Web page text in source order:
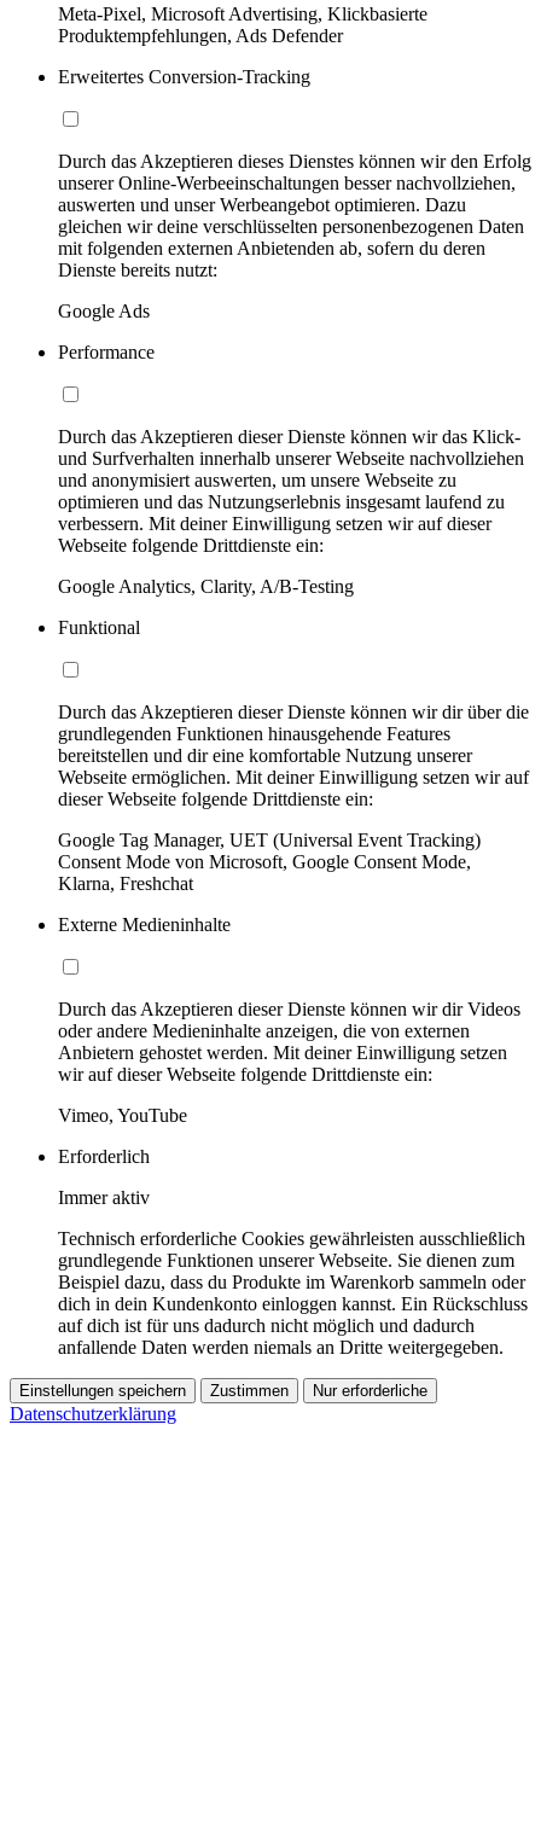
Meta-Pixel, Microsoft Advertising, Klickbasierte
Produktempfehlungen, Ads Defender
Erweitertes Conversion-Tracking
Durch das Akzeptieren dieses Dienstes können wir den Erfolg
unserer Online-Werbeeinschaltungen besser nachvollziehen,
auswerten und unser Werbeangebot optimieren. Dazu
gleichen wir deine verschlüsselten personenbezogenen Daten
mit folgenden externen Anbietenden ab, sofern du deren
Dienste bereits nutzt:
Google Ads
Performance
Durch das Akzeptieren dieser Dienste können wir das Klick-
und Surfverhalten innerhalb unserer Webseite nachvollziehen
und anonymisiert auswerten, um unsere Webseite zu
optimieren und das Nutzungserlebnis insgesamt laufend zu
verbessern. Mit deiner Einwilligung setzen wir auf dieser
Webseite folgende Drittdienste ein:
Google Analytics, Clarity, A/B-Testing
Funktional
Durch das Akzeptieren dieser Dienste können wir dir über die
grundlegenden Funktionen hinausgehende Features
bereitstellen und dir eine komfortable Nutzung unserer
Webseite ermöglichen. Mit deiner Einwilligung setzen wir auf
dieser Webseite folgende Drittdienste ein:
Google Tag Manager, UET (Universal Event Tracking)
Consent Mode von Microsoft, Google Consent Mode,
Klarna, Freshchat
Externe Medieninhalte
Durch das Akzeptieren dieser Dienste können wir dir Videos
oder andere Medieninhalte anzeigen, die von externen
Anbietern gehostet werden. Mit deiner Einwilligung setzen
wir auf dieser Webseite folgende Drittdienste ein:
Vimeo, YouTube
Erforderlich
Immer aktiv
Technisch erforderliche Cookies gewährleisten ausschließlich
grundlegende Funktionen unserer Webseite. Sie dienen zum
Beispiel dazu, dass du Produkte im Warenkorb sammeln oder
dich in dein Kundenkonto einloggen kannst. Ein Rückschluss
auf dich ist für uns dadurch nicht möglich und dadurch
anfallende Daten werden niemals an Dritte weitergegeben.
Einstellungen speichern Zustimmen Nur erforderliche
Datenschutzerklärung